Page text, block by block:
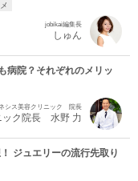
jobikai編集長
しゅん
病院？それぞれのメリッ
シス美容クリニック 院長
ック院長 水野 力
ジュエリーの流行先取り